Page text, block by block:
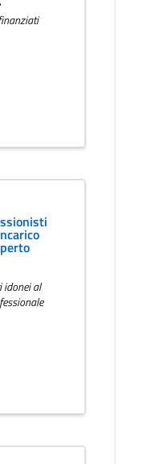
idonei al